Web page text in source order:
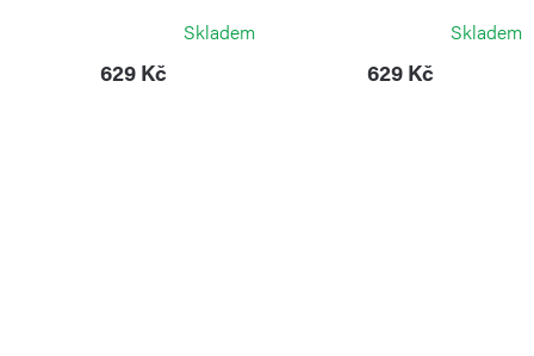
Skladem
629 Kč
Skladem
629 Kč